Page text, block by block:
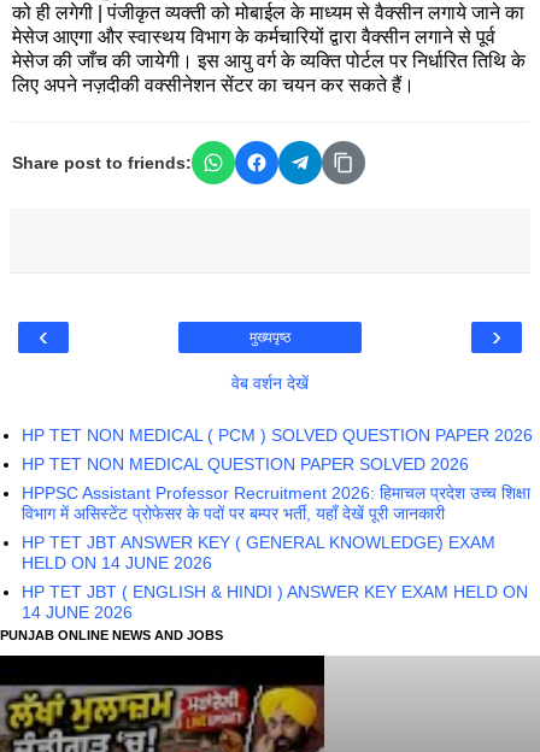
को ही लगेगी | पंजीकृत व्यक्ती को मोबाईल के माध्यम से वैक्सीन लगाये जाने का
मेसेज आएगा और स्वास्थय विभाग के कर्मचारियों द्वारा वैक्सीन लगाने से पूर्व
मेसेज की जाँच की जायेगी। इस आयु वर्ग के व्यक्ति पोर्टल पर निर्धारित तिथि के
लिए अपने नज़दीकी वक्सीनेशन सेंटर का चयन कर सकते हैं।
Share post to friends:
‹ ›
मुख्यपृष्ठ
वेब वर्शन देखें
HP TET NON MEDICAL ( PCM ) SOLVED QUESTION PAPER 2026
HP TET NON MEDICAL QUESTION PAPER SOLVED 2026
HPPSC Assistant Professor Recruitment 2026: हिमाचल प्रदेश उच्च शिक्षा
विभाग में असिस्टेंट प्रोफेसर के पदों पर बम्पर भर्ती, यहाँ देखें पूरी जानकारी
HP TET JBT ANSWER KEY ( GENERAL KNOWLEDGE) EXAM
HELD ON 14 JUNE 2026
HP TET JBT ( ENGLISH & HINDI ) ANSWER KEY EXAM HELD ON
14 JUNE 2026
PUNJAB ONLINE NEWS AND JOBS